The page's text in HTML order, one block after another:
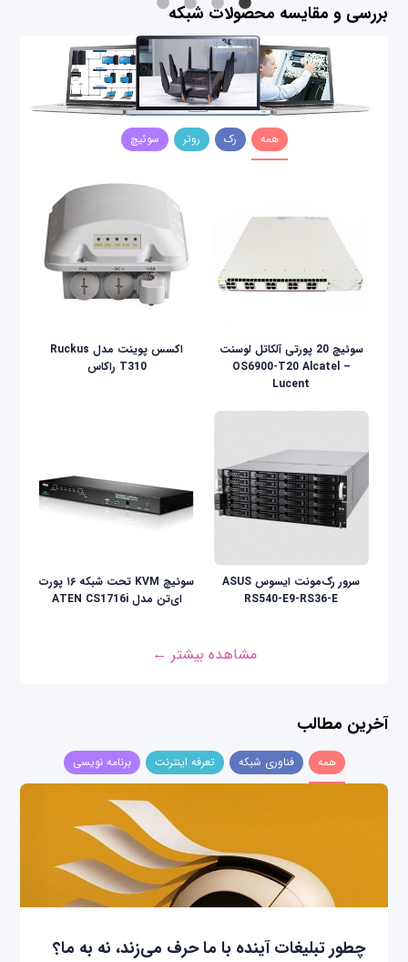
بررسی و مقایسه محصولات شبکه
همه رک روتر سوئیچ
سوئیچ 20 پورتی آلکاتل لوسنت
OS6900-T20 Alcatel –
Lucent
اکسس پوینت مدل Ruckus
T310 راکاس
سرور رک‌مونت ایسوس ASUS
RS540-E9-RS36-E
سوئیچ KVM تحت شبکه ۱۶ پورت
ای‌تن مدل ATEN CS1716i
مشاهده بیشتر ←
آخرین مطالب
همه فناوری شبکه تعرفه اینترنت برنامه نویسی
چطور تبلیغات آینده با ما حرف می‌زند، نه به ما؟